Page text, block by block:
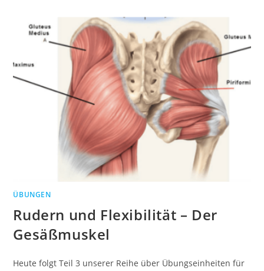
ÜBUNGEN
Rudern und Flexibilität – Der
Gesäßmuskel
Heute folgt Teil 3 unserer Reihe über Übungseinheiten für